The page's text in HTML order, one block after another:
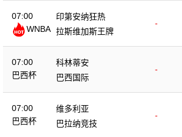
07:00
WNBA
印第安纳狂热
-
拉斯维加斯王牌
07:00
巴西杯
科林蒂安
-
巴西国际
07:00
巴西杯
维多利亚
-
巴拉纳竞技